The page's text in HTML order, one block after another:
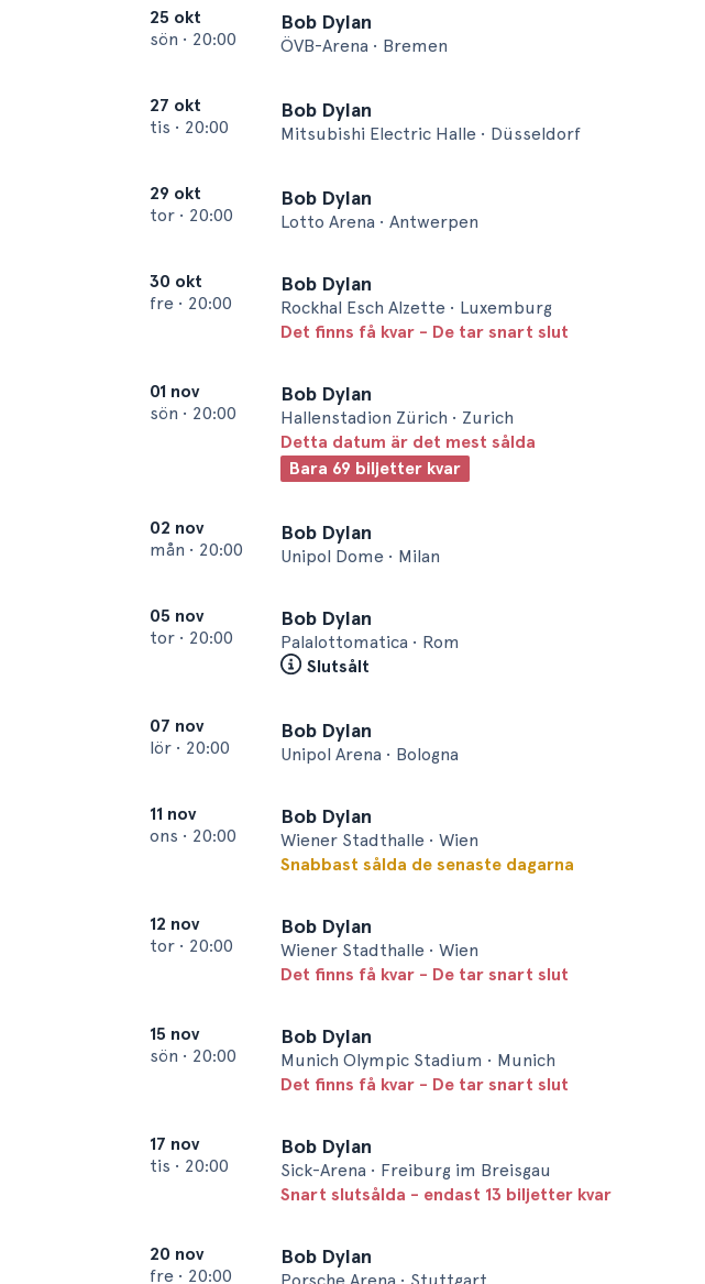
25 okt
sön • 20:00
Bob Dylan
ÖVB-Arena • Bremen
27 okt
tis • 20:00
Bob Dylan
Mitsubishi Electric Halle • Düsseldorf
29 okt
tor • 20:00
Bob Dylan
Lotto Arena • Antwerpen
30 okt
fre • 20:00
Bob Dylan
Rockhal Esch Alzette • Luxemburg
Det finns få kvar - De tar snart slut
01 nov
sön • 20:00
Bob Dylan
Hallenstadion Zürich • Zurich
Detta datum är det mest sålda
Bara 69 biljetter kvar
02 nov
mån • 20:00
Bob Dylan
Unipol Dome • Milan
05 nov
tor • 20:00
Bob Dylan
Palalottomatica • Rom
Slutsålt
07 nov
lör • 20:00
Bob Dylan
Unipol Arena • Bologna
11 nov
ons • 20:00
Bob Dylan
Wiener Stadthalle • Wien
Snabbast sålda de senaste dagarna
12 nov
tor • 20:00
Bob Dylan
Wiener Stadthalle • Wien
Det finns få kvar - De tar snart slut
15 nov
sön • 20:00
Bob Dylan
Munich Olympic Stadium • Munich
Det finns få kvar - De tar snart slut
17 nov
tis • 20:00
Bob Dylan
Sick-Arena • Freiburg im Breisgau
Snart slutsålda - endast 13 biljetter kvar
20 nov
fre • 20:00
Bob Dylan